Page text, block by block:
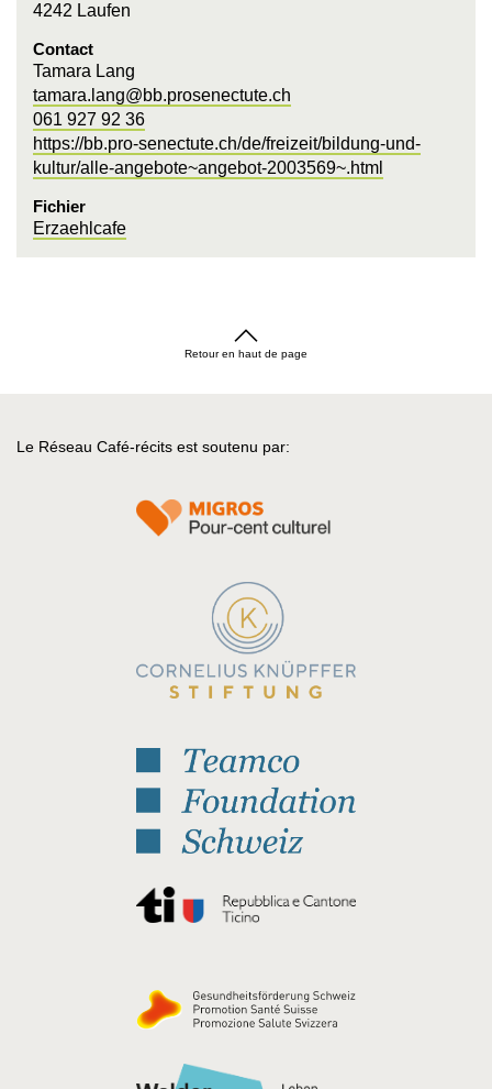
4242 Laufen
Contact
Tamara Lang
tamara.lang@bb.prosenectute.ch
061 927 92 36
https://bb.pro-senectute.ch/de/freizeit/bildung-und-
kultur/alle-angebote~angebot-2003569~.html
Fichier
Erzaehlcafe
Retour en haut de page
Le Réseau Café-récits est soutenu par: